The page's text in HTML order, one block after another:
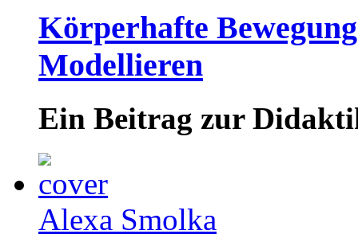
Körperhafte
Modellieren
Ein Beitrag zur
Alexa Smolka